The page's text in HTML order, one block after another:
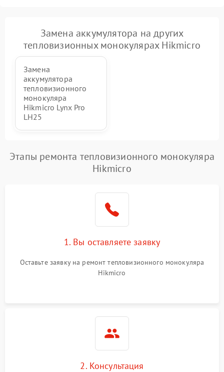
Замена аккумулятора на других
тепловизионных монокулярах Hikmicro
Замена
аккумулятора
тепловизионного
монокуляра
Hikmicro Lynx Pro
LH25
Этапы ремонта тепловизионного монокуляра
Hikmicro
1. Вы оставляете заявку
Оставьте заявку на ремонт тепловизионного монокуляра
Hikmicro
2. Консультация